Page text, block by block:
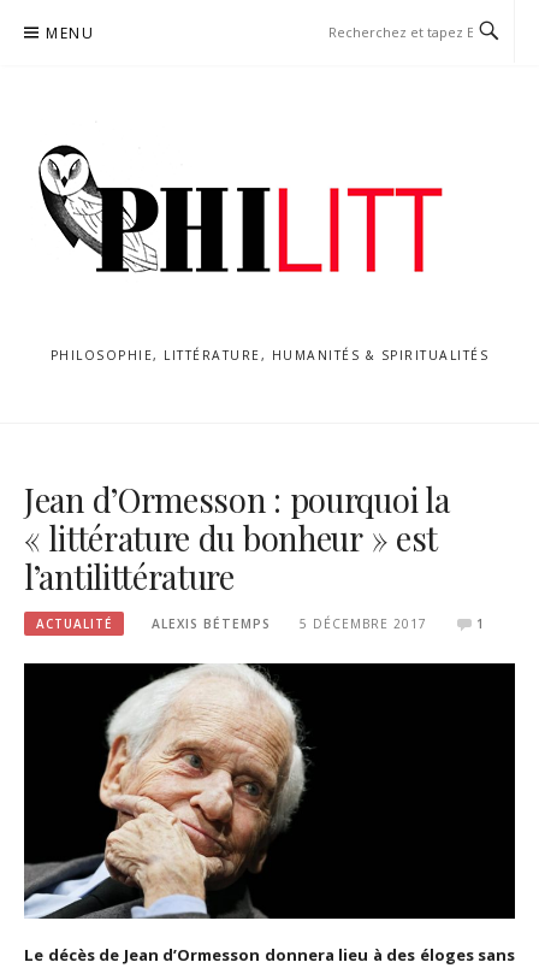
MENU
PHILOSOPHIE, LITTÉRATURE, HUMANITÉS & SPIRITUALITÉS
Jean d’Ormesson : pourquoi la
« littérature du bonheur » est
l’antilittérature
ACTUALITÉ ALEXIS BÉTEMPS 5 DÉCEMBRE 2017 1
Le décès de Jean d’Ormesson donnera lieu à des éloges sans